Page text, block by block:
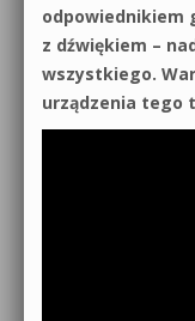
Kontakt 5
Pakiety
Polityka
Regulamin
Działanie sklepu
odpowiednikiem
z dźwiękiem –
wszystkiego.
urządzenia tego